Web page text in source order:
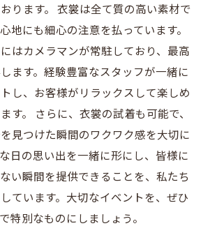
ります。 衣裳は全て質の高い素材で
地にも細心の注意を払っています。
はカメラマンが常駐しており、最高
ます。経験豊富なスタッフが一緒に
し、お客様がリラックスして楽しめ
す。 さらに、衣裳の試着も可能で、
見つけた瞬間のワクワク感を大切に
日の思い出を一緒に形にし、皆様に
い瞬間を提供できることを、私たち
ています。大切なイベントを、ぜひ
特別なものにしましょう。